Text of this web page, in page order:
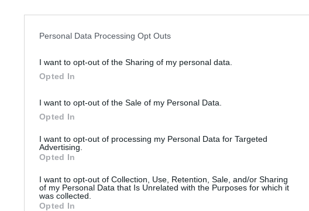
Personal Data Processing Opt Outs
I want to opt-out of the Sharing of my personal data.
Opted In
I want to opt-out of the Sale of my Personal Data.
Opted In
I want to opt-out of processing my Personal Data for Targeted
Advertising.
Opted In
I want to opt-out of Collection, Use, Retention, Sale, and/or Sharing
of my Personal Data that Is Unrelated with the Purposes for which it
was collected.
Opted In
νέα για την Τέχνη και τον Πολιτισμό!
Ακολουθήστε το Culturenow.gr